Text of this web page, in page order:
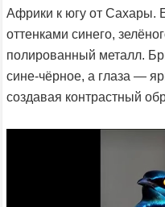
Африки к югу от Сахары.
оттенками синего,
полированный металл.
сине-чёрное, а глаза —
создавая контрастный